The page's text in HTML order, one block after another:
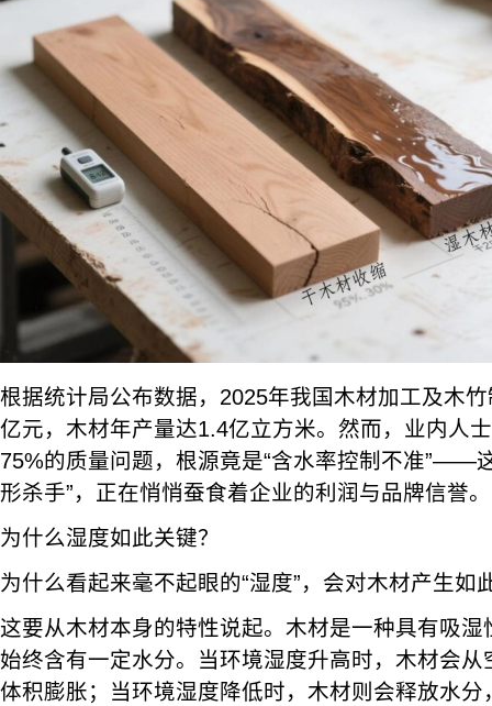
根据统计局公布数据，2025年我国木材加工及木
亿元，木材年产量达1.4亿立方米。然而，业内人
75%的质量问题，根源竟是“含水率控制不准”——
形杀手”，正在悄悄蚕食着企业的利润与品牌信誉。
为什么湿度如此关键？
为什么看起来毫不起眼的“湿度”，会对木材产生如
这要从木材本身的特性说起。木材是一种具有吸
始终含有一定水分。当环境湿度升高时，木材会
体积膨胀；当环境湿度降低时，木材则会释放水